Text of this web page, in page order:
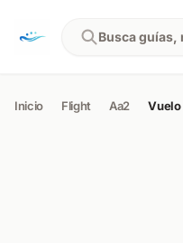
Busca
Inicio Flight Aa2 Vuelo